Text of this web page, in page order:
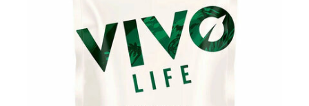
LE PLAISIR D’UN DESSERT GLACÉ, SANS LE SUCRE EN